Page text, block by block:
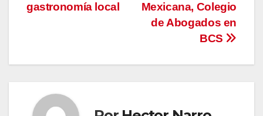
Mexicana, Colegio
de Abogados en
BCS
gastronomía local